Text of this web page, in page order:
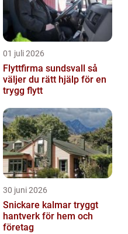
01 juli 2026
Flyttfirma sundsvall så
väljer du rätt hjälp för en
trygg flytt
30 juni 2026
Snickare kalmar tryggt
hantverk för hem och
företag